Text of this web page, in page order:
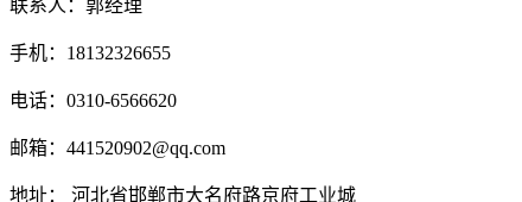
联系人：郭经理
手机：18132326655
电话：0310-6566620
邮箱：441520902@qq.com
地址： 河北省邯郸市大名府路京府工业城